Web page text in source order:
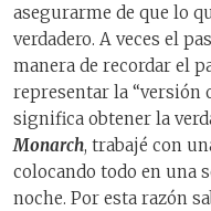
asegurarme de que lo
verdadero. A veces el
manera de recordar el
representar la “versión
significa obtener la
Monarch, trabajé con
colocando todo en una
noche. Por esta razón